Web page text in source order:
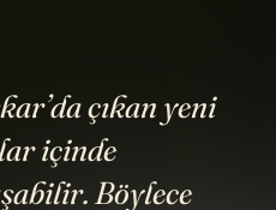
Bulaşıcı
çıkan yeni
içinde